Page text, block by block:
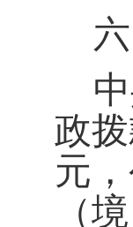
六
政
元
（